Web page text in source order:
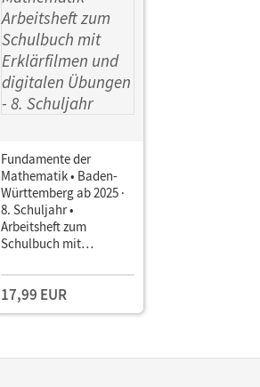
Fundamente der
Mathematik • Baden-
Württemberg ab 2025 ·
8. Schuljahr •
Arbeitsheft zum
Schulbuch mit
digitalen Übungen Mit
eingelegten Lösungen
17,99 EUR